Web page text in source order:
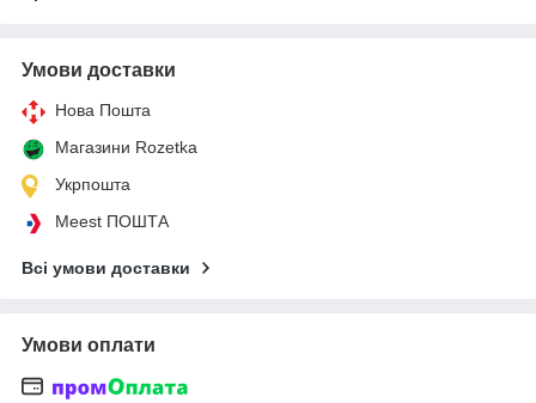
Умови доставки
Нова Пошта
Магазини Rozetka
Укрпошта
Meest ПОШТА
Всі умови доставки
Умови оплати